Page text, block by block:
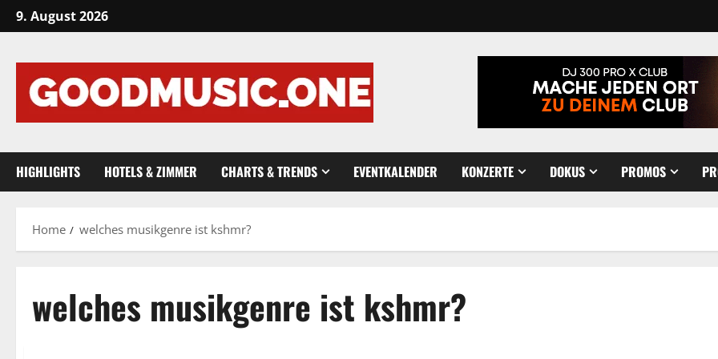
Skip
to
9. August 2026
HIGHLIGHTS HOTELS & ZIMMER CHARTS & TRENDS EVENTKALENDER KONZERTE DOKUS PROMOS
Home welches musikgenre ist kshmr?
welches musikgenre ist kshmr?